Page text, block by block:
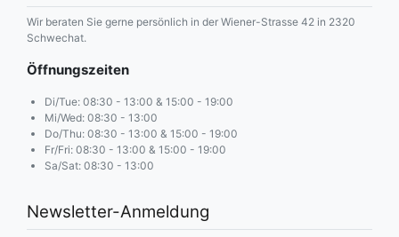
Wir beraten Sie gerne persönlich in der Wiener-Strasse 42 in 2320
Schwechat.
Öffnungszeiten
Di/Tue: 08:30 - 13:00 & 15:00 - 19:00
Mi/Wed: 08:30 - 13:00
Do/Thu: 08:30 - 13:00 & 15:00 - 19:00
Fr/Fri: 08:30 - 13:00 & 15:00 - 19:00
Sa/Sat: 08:30 - 13:00
Newsletter-Anmeldung